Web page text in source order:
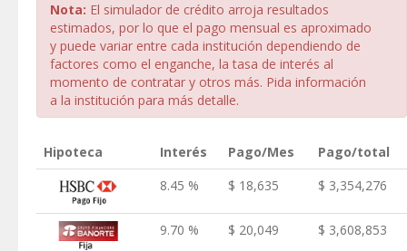
Nota: El simulador de crédito arroja resultados
estimados, por lo que el pago mensual es aproximado
y puede variar entre cada institución dependiendo de
factores como el enganche, la tasa de interés al
momento de contratar y otros más. Pida información
a la institución para más detalle.
Hipoteca Interés Pago/Mes
Pago/total
8.45 %
$ 18,635 $ 3,354,276
9.70 % $ 20,049 $ 3,608,853